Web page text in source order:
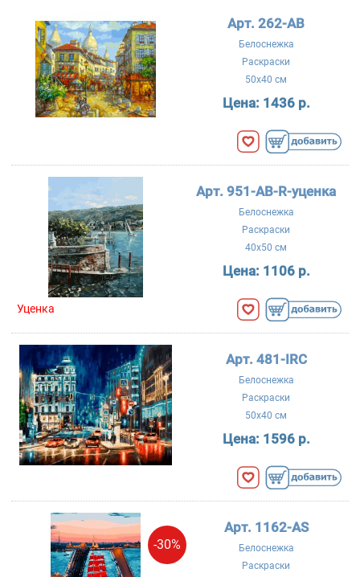
Арт. 262-AB
Белоснежка
Раскраски
50x40 см
Цена: 1436 р.
Арт. 951-AB-R-уценка
Белоснежка
Раскраски
40x50 см
Цена: 1106 р.
Уценка
Арт. 481-IRC
Белоснежка
Раскраски
50x40 см
Цена: 1596 р.
-30%
Арт. 1162-AS
Белоснежка
Раскраски